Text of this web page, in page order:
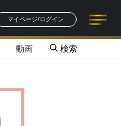
マイページ/ログイン
記事一覧
著者一覧
動画 検索